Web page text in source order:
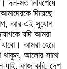
দল-মত নির্বিশেষে
দিয়েছে
আর এই সুযোগ
যদি আমরা
যাবো। আমরা হেরে
থাকুন, আলোর সাথে
যাই, কাজ করি, দেশ